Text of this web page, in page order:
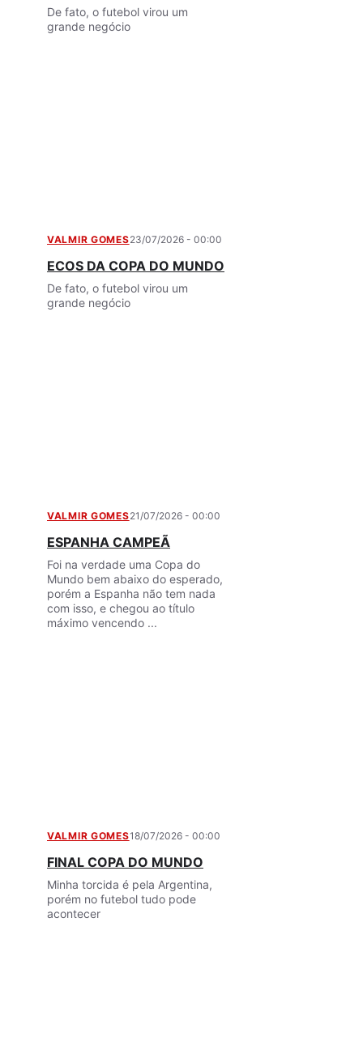
De fato, o futebol virou um
grande negócio
VALMIR GOMES23/07/2026 - 00:00
ECOS DA COPA DO MUNDO
De fato, o futebol virou um
grande negócio
VALMIR GOMES21/07/2026 - 00:00
ESPANHA CAMPEÃ
Foi na verdade uma Copa do
Mundo bem abaixo do esperado,
porém a Espanha não tem nada
com isso, e chegou ao título
máximo vencendo ...
VALMIR GOMES18/07/2026 - 00:00
FINAL COPA DO MUNDO
Minha torcida é pela Argentina,
porém no futebol tudo pode
acontecer